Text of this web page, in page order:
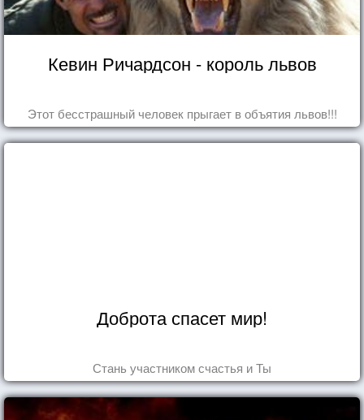
Кевин Ричардсон - король львов
Этот бесстрашный человек прыгает в объятия львов!!!
Доброта спасет мир!
Стань участником счастья и Ты